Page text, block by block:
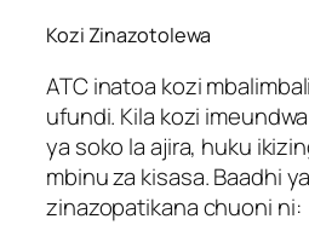
Kozi Zinazotolewa
ATC inatoa kozi
ufundi. Kila kozi
ya soko la ajira, huku
mbinu za kisasa. Baadhi
zinazopatikana chuoni ni: